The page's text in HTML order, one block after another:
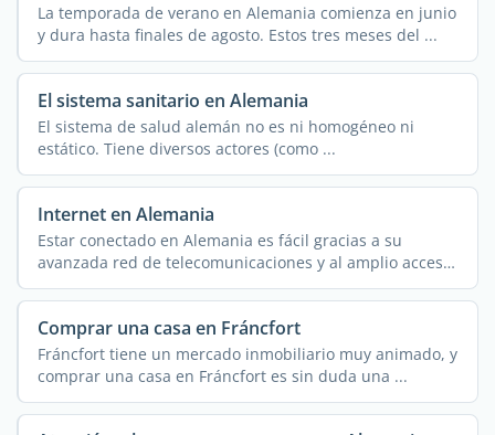
La temporada de verano en Alemania comienza en junio
y dura hasta finales de agosto. Estos tres meses del ...
El sistema sanitario en Alemania
El sistema de salud alemán no es ni homogéneo ni
estático. Tiene diversos actores (como ...
Internet en Alemania
Estar conectado en Alemania es fácil gracias a su
avanzada red de telecomunicaciones y al amplio acceso
a ...
Comprar una casa en Fráncfort
Fráncfort tiene un mercado inmobiliario muy animado, y
comprar una casa en Fráncfort es sin duda una ...